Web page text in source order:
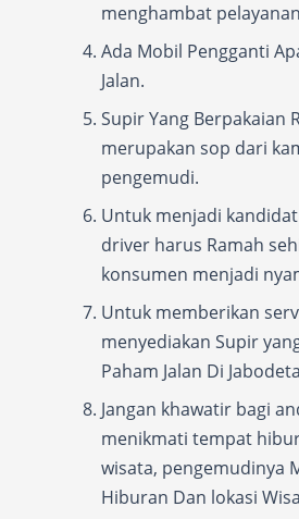
menghambat
Ada Mobil Pengganti
Jalan.
Supir Yang Berpakaian
merupakan sop dari
pengemudi.
Untuk menjadi
driver harus Ramah
konsumen menjadi
Untuk memberikan
menyediakan Supir
Paham Jalan Di
Jangan khawatir bagi
menikmati tempat
wisata, pengemudinya
Hiburan Dan lokasi